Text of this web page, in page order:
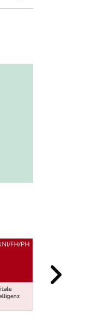
FH/PH